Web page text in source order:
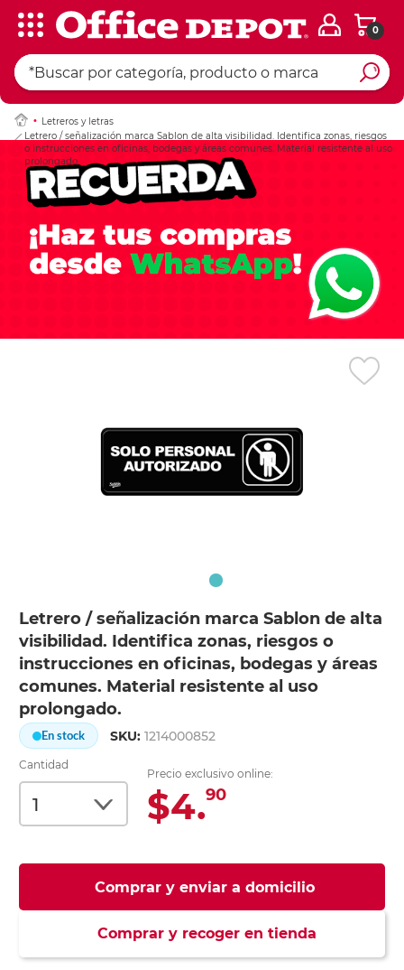
0
Letreros y letras
Letrero / señalización marca Sablon de alta visibilidad. Identifica zonas, riesgos
o instrucciones en oficinas, bodegas y áreas comunes. Material resistente al uso
prolongado.
Letrero / señalización marca Sablon de alta
visibilidad. Identifica zonas, riesgos o
instrucciones en oficinas, bodegas y áreas
comunes. Material resistente al uso
prolongado.
En stock SKU:1214000852
Cantidad
Precio exclusivo online:
$4.90
Comprar y enviar a domicilio
Comprar y recoger en tienda
Ingresar Codigo